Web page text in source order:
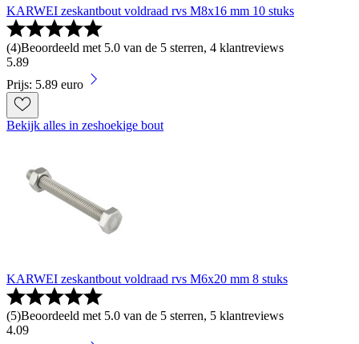
KARWEI zeskantbout voldraad rvs M8x16 mm 10 stuks
(4)Beoordeeld met 5.0 van de 5 sterren, 4 klantreviews
5.89
Prijs: 5.89 euro
Bekijk alles in zeshoekige bout
KARWEI zeskantbout voldraad rvs M6x20 mm 8 stuks
(5)Beoordeeld met 5.0 van de 5 sterren, 5 klantreviews
4.09